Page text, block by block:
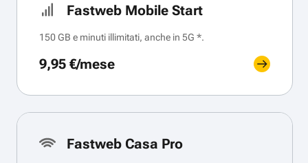
Fastweb Mobile Start
150 GB e minuti illimitati, anche in 5G *.
9,95 €/mese
Fastweb Casa Pro